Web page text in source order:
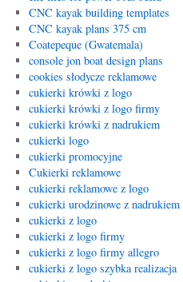
CNC kayak building templates
CNC kayak plans 375 cm
Coatepeque (Gwatemala)
console jon boat design plans
cookies słodycze reklamowe
cukierki krówki z logo
cukierki krówki z logo firmy
cukierki krówki z nadrukiem
cukierki logo
cukierki promocyjne
Cukierki reklamowe
cukierki reklamowe z logo
cukierki urodzinowe z nadrukiem
cukierki z logo
cukierki z logo firmy
cukierki z logo firmy allegro
cukierki z logo szybka realizacja